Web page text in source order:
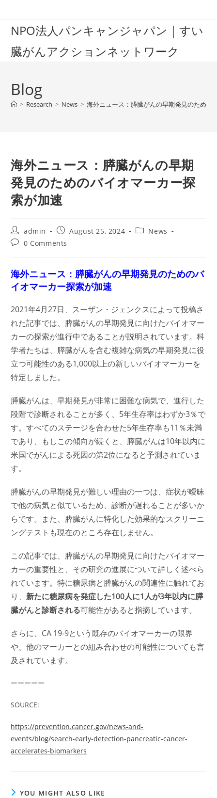
contentNPO法人パンキャンジャパン｜すい
臓がんアクションネットワーク
Blog
> Research > News > 海外ニュース：膵臓がんの早期発見のための
海外ニュース：膵臓がんの早期
発見のためのバイオマーカー探
索が加速
Post
author:
admin
Post
published:
August 25, 2024
PostNews
Post0 Comments
海外ニュース：膵臓がんの早期発見のためのバ
イオマーカー探索が加速
2021年4月27日、スーザン・ジェンクスによって投稿さ
れた記事では、膵臓がんの早期発見に向けたバイオマー
カーの探索が進行中であることが説明されています。科
学者たちは、膵臓がんを含む複雑な病気の早期発見に役
立つ可能性のある1,000以上の新しいバイオマーカーを
特定しました。
膵臓がんは、早期発見が非常に困難な病気で、進行した
段階で診断されることが多く、5年生存率はわずか3％で
す。すべてのステージを合わせた5年生存率も11％未満
であり、もしこの傾向が続くと、膵臓がんは10年以内に
米国でがんによる死因の第2位になると予測されていま
す。
膵臓がんの早期発見が難しい理由の一つは、症状が曖昧
で他の病気と似ているため、診断が遅れることが多いか
らです。また、膵臓がんに特化した効果的なスクリーニ
ングテストも現在のところ存在しません。
この記事では、膵臓がんの早期発見に向けたバイオマー
カーの重要性と、その研究の進展について詳しく述べら
れています。特に糖尿病と膵臓がんの関連性に触れてお
り、新たに糖尿病を発症した100人に1人が3年以内に膵
臓がんと診断される可能性があると指摘しています。
さらに、CA 19-9という既存のバイオマーカーの限界
や、他のマーカーとの組み合わせの可能性についても言
及されています。
ーーーーー
SOURCE:
https://prevention.cancer.gov/news-and-
events/blog/search-early-detection-pancreatic-cancer-
accelerates-biomarkers
YOU MIGHT ALSO LIKE